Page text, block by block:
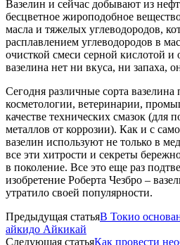
Вазелин и сейчас добывают из
бесцветное жироподобное
масла и тяжелых углеводородов,
расплавлением углеводородов в
очисткой смеси серной кислотой
вазелина нет ни вкуса, ни запаха,
Сегодня различные сорта
косметологии, ветеринарии,
качестве технических смазок
металлов от коррозии). Как и с
вазелин используют не только в
все эти хитрости и секреты
в поколение. Все это еще раз
изобретение Роберта Чезбро –
утратило своей популярности.
Предыдущая статьяВ Токио
айкидо Айкикай
Следующая статьяКак провести